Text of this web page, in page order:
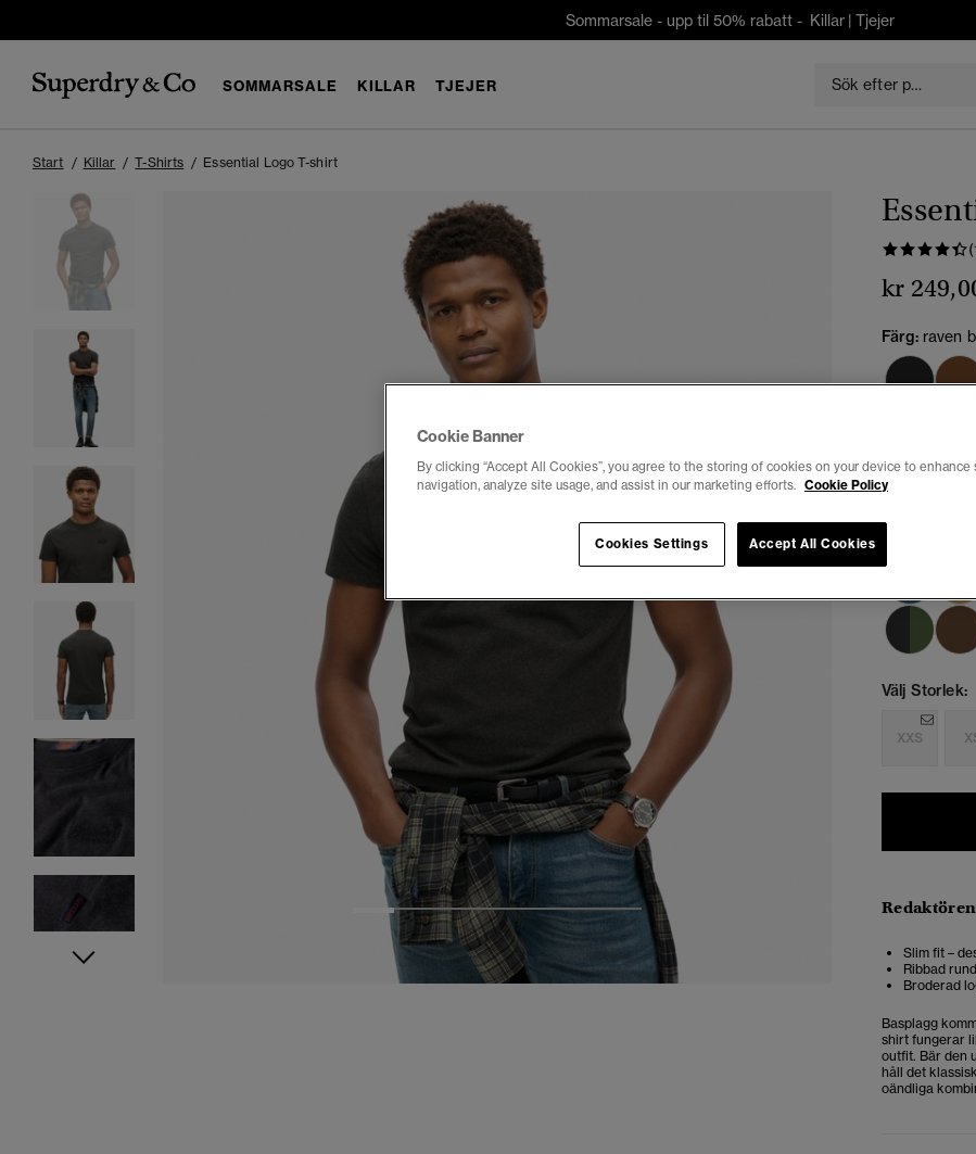
Sommarsale - upp til 50% rabatt - Killar| Tjejer
SOMMARSALE KILLAR TJEJER
Start Killar T-Shirts Essential Logo T-shirt
3 4
kr
Färg: raven
Välj Storlek:
XXS
Slim fit –
Ribbad
Broderad
Basplagg
shirt fungerar
outfit. Bär den
håll det
oändliga
Cookie Banner
By clicking “Accept All Cookies”, you agree to the storing of cookies on your device to enhance
navigation, analyze site usage, and assist in our marketing efforts. Cookie Policy
Accept All Cookies
Cookies Settings